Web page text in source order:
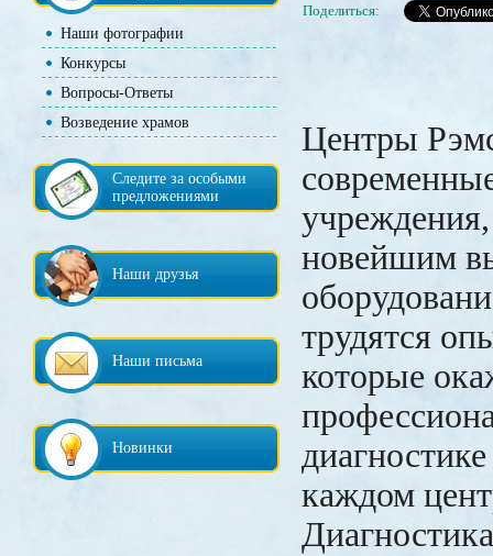
Наши фотографии
Конкурсы
Вопросы-Ответы
Возведение храмов
Следите за особыми
предложениями
Наши друзья
Наши письма
Новинки
Поделиться:
Центры
новейшим
трудятся
которые
каждом